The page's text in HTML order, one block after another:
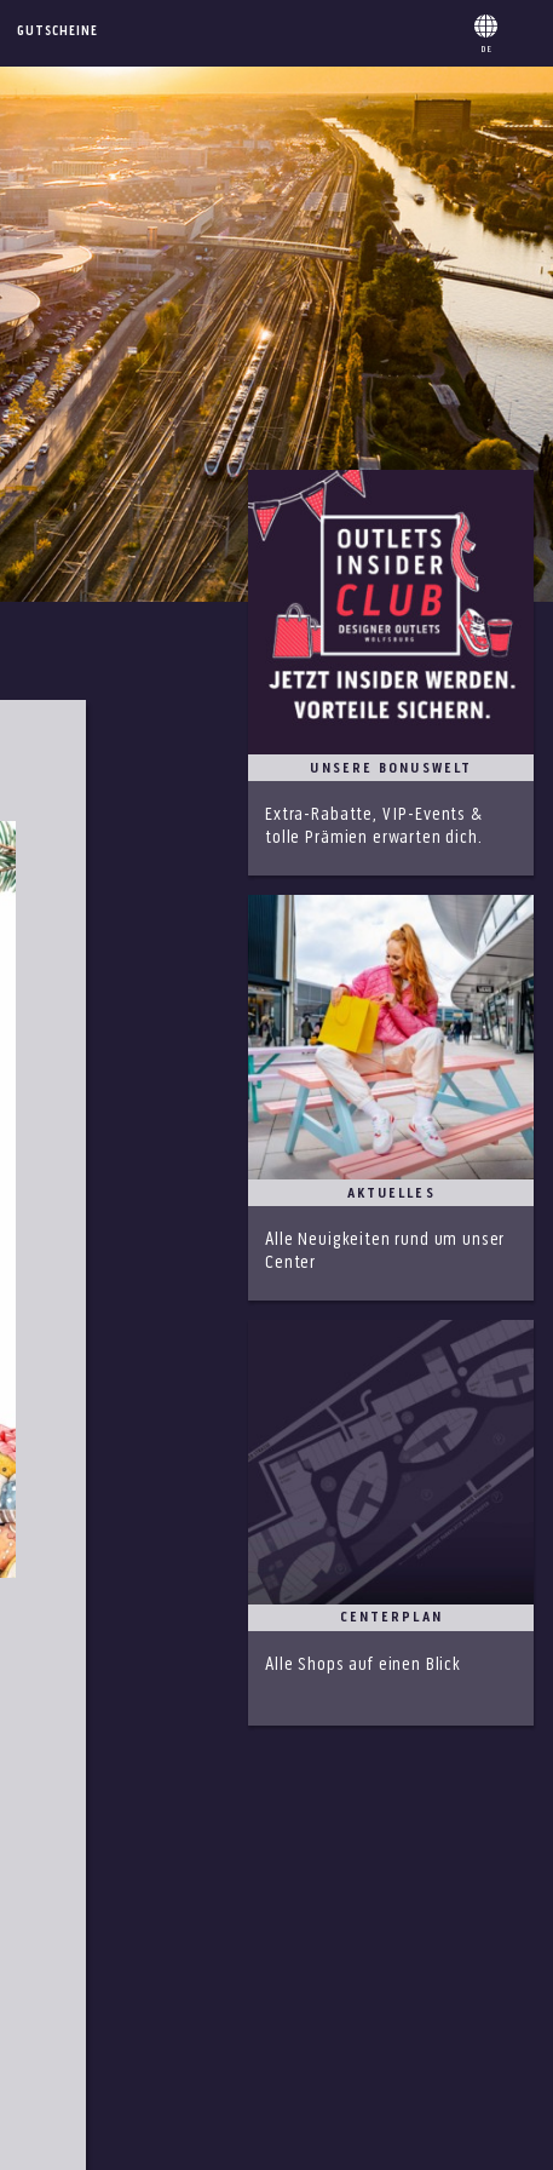
GUTSCHEINE
DE
UNSERE BONUSWELT
Extra-Rabatte, VIP-Events &
tolle Prämien erwarten dich.
AKTUELLES
Alle Neuigkeiten rund um unser
Center
CENTERPLAN
Alle Shops auf einen Blick